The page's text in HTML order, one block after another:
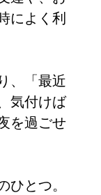
によく利
、「最近
気付けば
を過ごせ
ひとつ。